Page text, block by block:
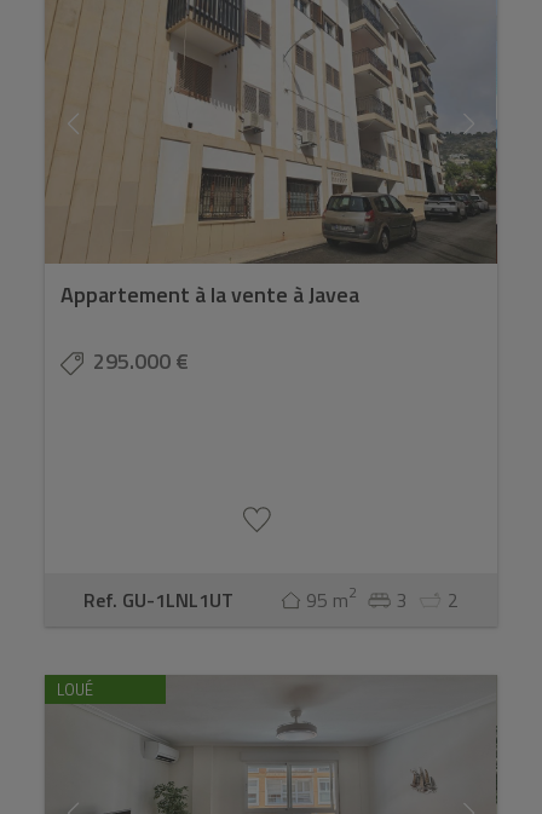
Appartement à la vente à Javea
295.000 €
Ref. GU-1LNL1UT 95 m2 3 2
LOUÉ